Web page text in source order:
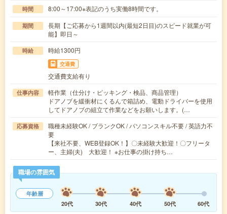
時間 8:00～17:00※表記のうち実働8時間です。
期間
長期【ご応募から1週間以内(最短2日目)のスピード就業が可
能】即日～
時給 時給1300円
交通費
交通費支給有り
仕事内容
軽作業（仕分け・ピッキング・検品、商品管理）
ドアノブを緩衝材にくるんで箱詰め、電動ドライバーを使用
してドアノブの組立て作業などをお願いします。(…
応募資格
職種未経験OK / ブランクOK / パソコンスキル不要 / 英語力不
要
【来社不要、WEB登録OK！】〇未経験大歓迎！〇フリータ
ー、主婦(夫) 大歓迎！ ※お仕事の掛け持ち…
職場の雰囲気
年齢層
20代
30代 40代 50代 60代